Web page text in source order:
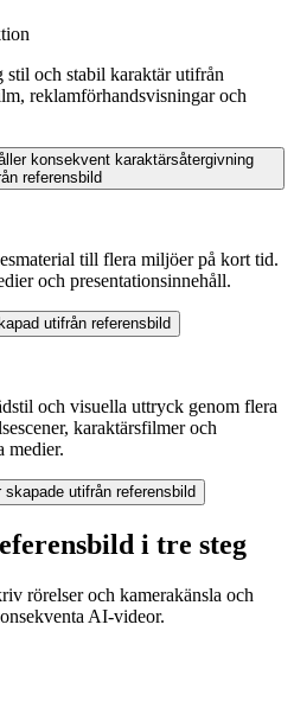
och stabil karaktär utifrån
reklamförhandsvisningar och
till flera miljöer på kort tid.
och presentationsinnehåll.
och visuella uttryck genom flera
karaktärsfilmer och
medier.
i tre steg
rörelser och kamerakänsla och
AI-videor.